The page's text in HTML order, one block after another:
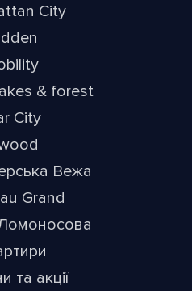
City
& forest
City
Вежа
Grand
та акції